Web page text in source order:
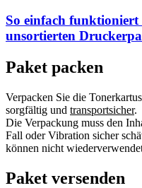
So einfach
unsortierten
Paket packen
Verpacken Sie die
sorgfältig und transportsicher.
Die Verpackung muss den
Fall oder Vibration sicher
können nicht
Paket versenden